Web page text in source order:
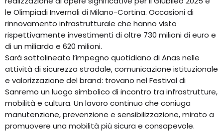
le Olimpiadi Invernali di Milano-Cortina. Occasioni di
rinnovamento infrastrutturale che hanno visto
rispettivamente investimenti di oltre 730 milioni di euro e
di un miliardo e 620 milioni.
Sarà sottolineato l’impegno quotidiano di Anas nelle
attività di sicurezza stradale, comunicazione istituzionale
e valorizzazione del brand: trovano nel Festival di
Sanremo un luogo simbolico di incontro tra infrastrutture,
mobilità e cultura. Un lavoro continuo che coniuga
manutenzione, prevenzione e sensibilizzazione, mirato a
promuovere una mobilità più sicura e consapevole.